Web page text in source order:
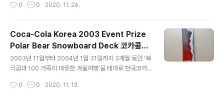
mas edition Coca-Cola was finally released in K
대형마트(이마트, 홈플러스, 롯데마트)에서 만나보실 수 있
습니다. 처음 출시 소식을 듣고 이마트로 달려갔었는데 아
직 입고가 안 되었는지 빈 손으로 왔다가 지난 주에 홈플러
스에서 구입하였습니다. The six-bottle packs are av
0 0 2020. 11. 26.
Coca-Cola Korea 2003 Event Prize
Polar Bear Snowboard Deck 코카콜라
스노보드 데크
2003년 11월부터 2004년 1월 31일까지 3개월 동안 ‘북
극곰과 100 가족의 따뜻한 겨울여행’을 테마로 한국코카-
콜라, 코카-콜라 라이트, 코카-콜라 라이트 레몬맛, 환타,
0 0 2020. 11. 13.